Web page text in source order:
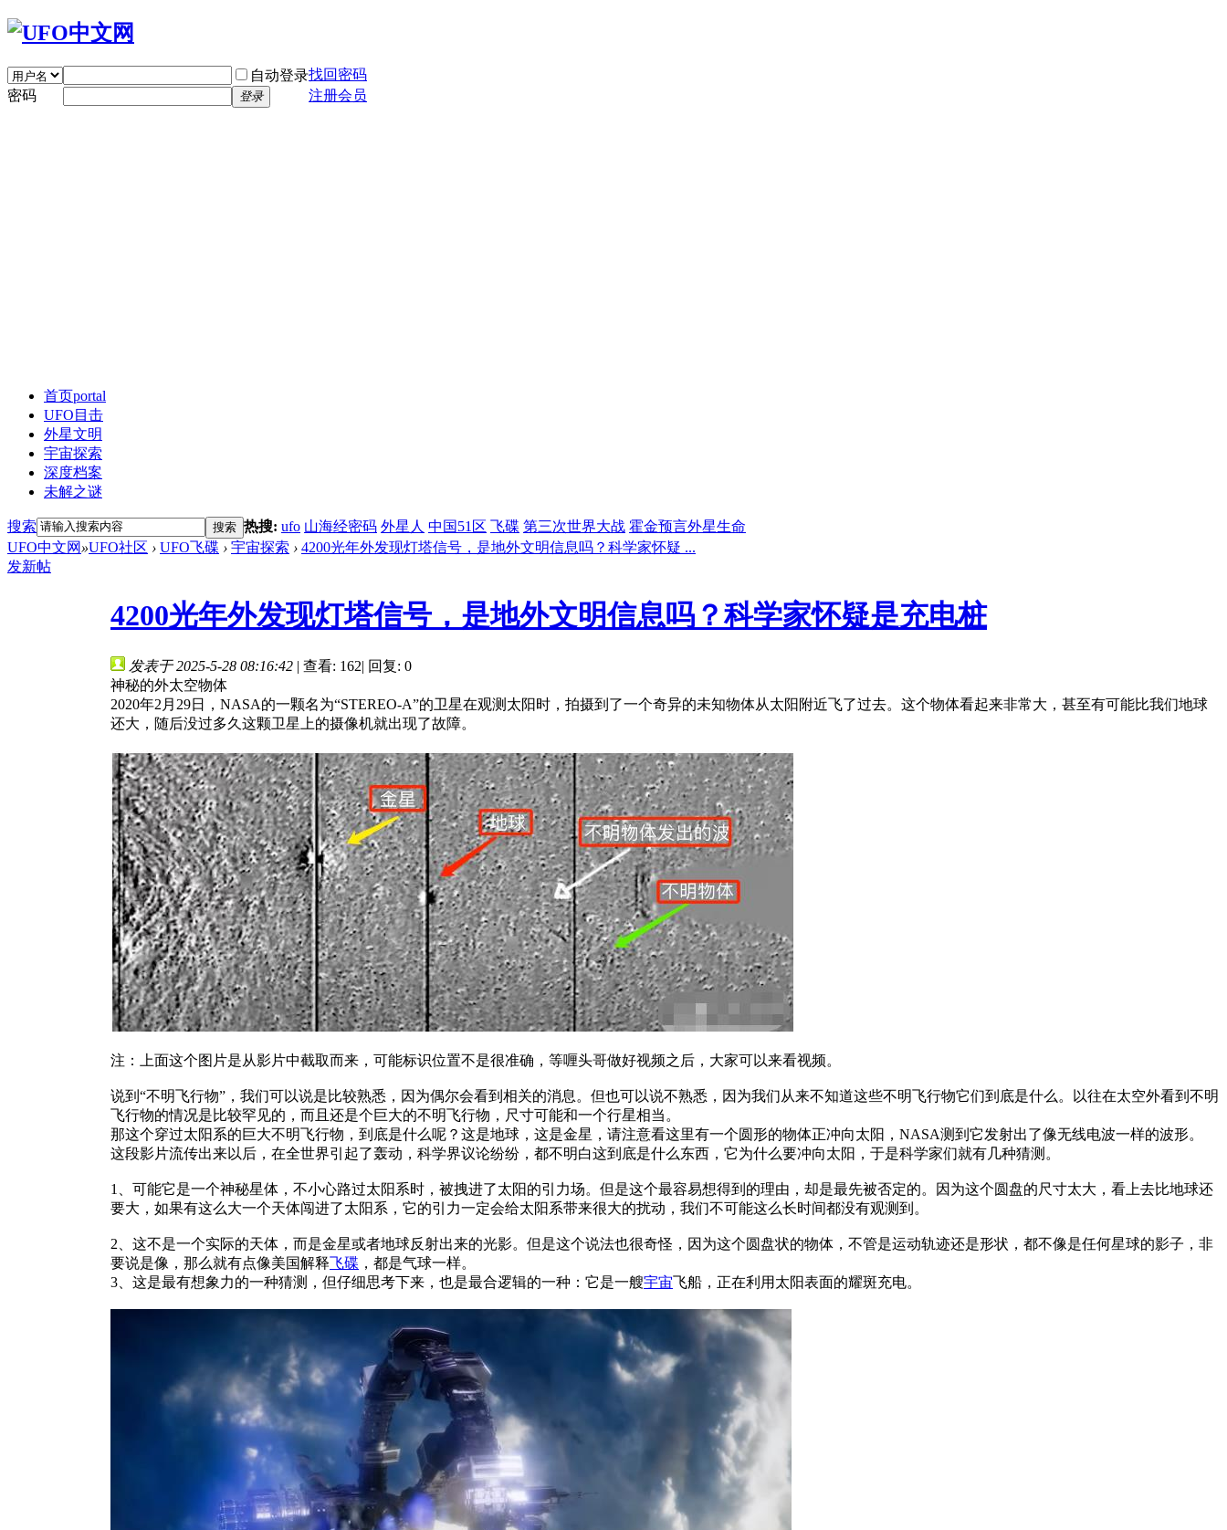
自动登录找回密码
密码
登录 注册会员
首页portal
UFO目击
外星文明
宇宙探索
深度档案
未解之谜
搜索 搜索 热搜: ufo 山海经密码 外星人 中国51区 飞碟 第三次世界大战 霍金预言外星生命
UFO中文网 »UFO社区 › UFO飞碟 › 宇宙探索 › 4200光年外发现灯塔信号，是地外文明信息吗？科学家怀疑 ...
发新帖
4200光年外发现灯塔信号，是地外文明信息吗？科学家怀疑是充电桩
发表于 2025-5-28 08:16:42 | 查看: 162| 回复: 0
神秘的外太空物体
2020年2月29日，NASA的一颗名为“STEREO-A”的卫星在观测太阳时，拍摄到了一个奇异的未知物体从太阳附近飞了过去。这个物体看起来非常大，甚至有可能比我们地球
还大，随后没过多久这颗卫星上的摄像机就出现了故障。
注：上面这个图片是从影片中截取而来，可能标识位置不是很准确，等喱头哥做好视频之后，大家可以来看视频。
说到“不明飞行物”，我们可以说是比较熟悉，因为偶尔会看到相关的消息。但也可以说不熟悉，因为我们从来不知道这些不明飞行物它们到底是什么。以往在太空外看到不明
飞行物的情况是比较罕见的，而且还是个巨大的不明飞行物，尺寸可能和一个行星相当。
那这个穿过太阳系的巨大不明飞行物，到底是什么呢？这是地球，这是金星，请注意看这里有一个圆形的物体正冲向太阳，NASA测到它发射出了像无线电波一样的波形。
这段影片流传出来以后，在全世界引起了轰动，科学界议论纷纷，都不明白这到底是什么东西，它为什么要冲向太阳，于是科学家们就有几种猜测。
1、可能它是一个神秘星体，不小心路过太阳系时，被拽进了太阳的引力场。但是这个最容易想得到的理由，却是最先被否定的。因为这个圆盘的尺寸太大，看上去比地球还
要大，如果有这么大一个天体闯进了太阳系，它的引力一定会给太阳系带来很大的扰动，我们不可能这么长时间都没有观测到。
2、这不是一个实际的天体，而是金星或者地球反射出来的光影。但是这个说法也很奇怪，因为这个圆盘状的物体，不管是运动轨迹还是形状，都不像是任何星球的影子，非
要说是像，那么就有点像美国解释飞碟 ，都是气球一样。
3、这是最有想象力的一种猜测，但仔细思考下来，也是最合逻辑的一种：它是一艘宇宙飞船，正在利用太阳表面的耀斑充电。